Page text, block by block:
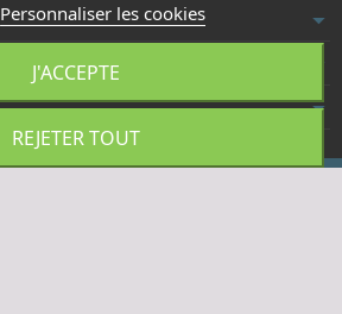
Personnaliser les cookies
REJETER TOUT
J'ACCEPTE